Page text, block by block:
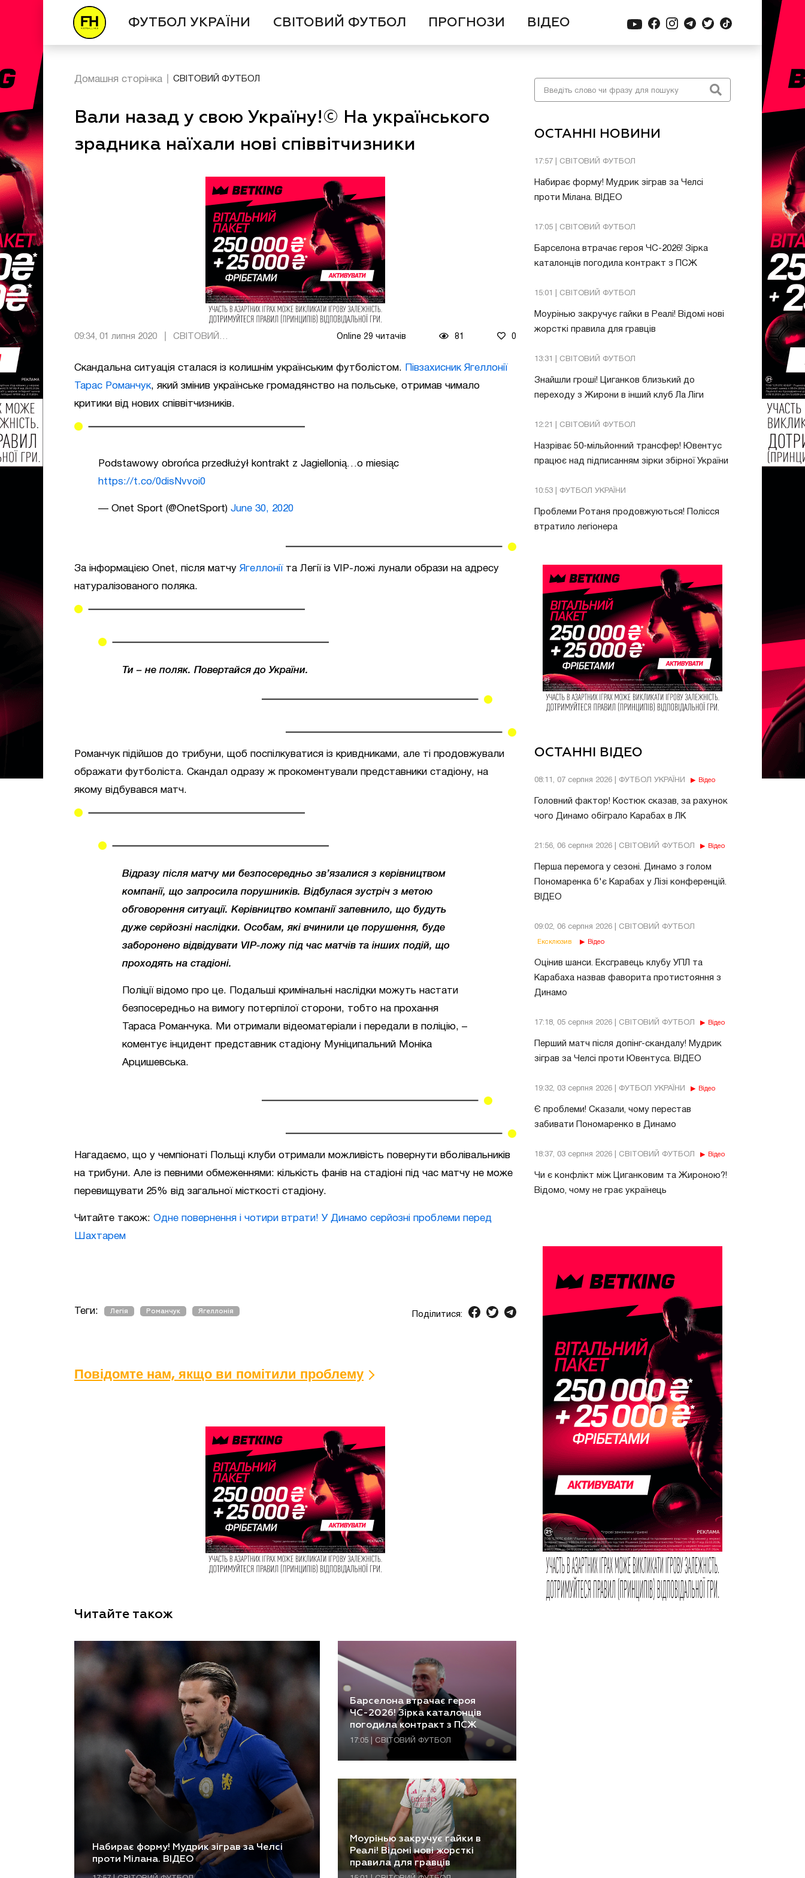
ФУТБОЛ УКРАЇНИ СВІТОВИЙ ФУТБОЛ ПРОГНОЗИ ВІДЕО
ОСТАННІ НОВИНИ
17:57 | СВІТОВИЙ ФУТБОЛ
Набирає форму! Мудрик зіграв за Челсі
проти Мілана. ВІДЕО
17:05 | СВІТОВИЙ ФУТБОЛ
Барселона втрачає героя ЧС-2026! Зірка
каталонців погодила контракт з ПСЖ
15:01 | СВІТОВИЙ ФУТБОЛ
Моурінью закручує гайки в Реалі! Відомі нові
жорсткі правила для гравців
13:31 | СВІТОВИЙ ФУТБОЛ
Знайшли гроші! Циганков близький до
переходу з Жирони в інший клуб Ла Ліги
12:21 | СВІТОВИЙ ФУТБОЛ
Назріває 50-мільйонний трансфер! Ювентус
працює над підписанням зірки збірної України
10:53 | ФУТБОЛ УКРАЇНИ
Проблеми Ротаня продовжуються! Полісся
втратило легіонера
ОСТАННІ ВІДЕО
08:11, 07 серпня 2026 | ФУТБОЛ УКРАЇНИ Відео
Головний фактор! Костюк сказав, за рахунок
чого Динамо обіграло Карабах в ЛК
21:56, 06 серпня 2026 | СВІТОВИЙ ФУТБОЛ Відео
Перша перемога у сезоні. Динамо з голом
Пономаренка б'є Карабах у Лізі конференцій.
ВІДЕО
09:02, 06 серпня 2026 | СВІТОВИЙ ФУТБОЛ
Ексклюзив Відео
Оцінив шанси. Ексгравець клубу УПЛ та
Карабаха назвав фаворита протистояння з
Динамо
17:18, 05 серпня 2026 | СВІТОВИЙ ФУТБОЛ Відео
Перший матч після допінг-скандалу! Мудрик
зіграв за Челсі проти Ювентуса. ВІДЕО
19:32, 03 серпня 2026 | ФУТБОЛ УКРАЇНИ Відео
Є проблеми! Сказали, чому перестав
забивати Пономаренко в Динамо
18:37, 03 серпня 2026 | СВІТОВИЙ ФУТБОЛ Відео
Чи є конфлікт між Циганковим та Жироною?!
Відомо, чому не грає українець
Домашня сторінка СВІТОВИЙ ФУТБОЛ
Вали назад у свою Україну!© На українського
зрадника наїхали нові співвітчизники
09:34, 01 липня 2020 Online 29 читачів 81 0
Скандальна ситуація сталася із колишнім українським футболістом.
Півзахисник Ягеллонії
Тарас Романчук, який змінив українське громадянство на польське, отримав чимало
критики від нових співвітчизників.
Podstawowy obrońca przedłużył kontrakt z Jagiellonią…o miesiąc
https://t.co/0disNvvoi0
— Onet Sport (@OnetSport) June 30, 2020
За інформацією Onet, після матчу Ягеллонії та Легії із VIP-ложі лунали образи на адресу
натуралізованого поляка.
Ти – не поляк. Повертайся до України.
Романчук підійшов до трибуни, щоб поспілкуватися із кривдниками, але ті продовжували
ображати футболіста. Скандал одразу ж прокоментували представники стадіону, на
якому відбувався матч.
Відразу після матчу ми безпосередньо зв’язалися з керівництвом
компанії, що запросила порушників. Відбулася зустріч з метою
обговорення ситуації. Керівництво компанії запевнило, що будуть
дуже серйозні наслідки. Особам, які вчинили це порушення, буде
заборонено відвідувати VIP-ложу під час матчів та інших подій, що
проходять на стадіоні.
Поліції відомо про це. Подальші кримінальні наслідки можуть настати
безпосередньо на вимогу потерпілої сторони, тобто на прохання
Тараса Романчука. Ми отримали відеоматеріали і передали в поліцію, –
коментує інцидент представник стадіону Муніципальний Моніка
Арцишевська.
Нагадаємо, що у чемпіонаті Польщі клуби отримали можливість повернути вболівальників
на трибуни. Але із певними обмеженнями: кількість фанів на стадіоні під час матчу не може
перевищувати 25% від загальної місткості стадіону.
Читайте також: Одне повернення і чотири втрати! У Динамо серйозні проблеми перед
Шахтарем
Теги: Легія Романчук Ягеллонія Поділитися:
Повідомте нам, якщо ви помітили проблему
Читайте також
Набирає форму! Мудрик зіграв за Челсі
проти Мілана. ВІДЕО
Барселона втрачає героя
ЧС-2026! Зірка каталонців
погодила контракт з ПСЖ
17:05 | СВІТОВИЙ ФУТБОЛ
Моурінью закручує гайки в
Реалі! Відомі нові жорсткі
правила для гравців